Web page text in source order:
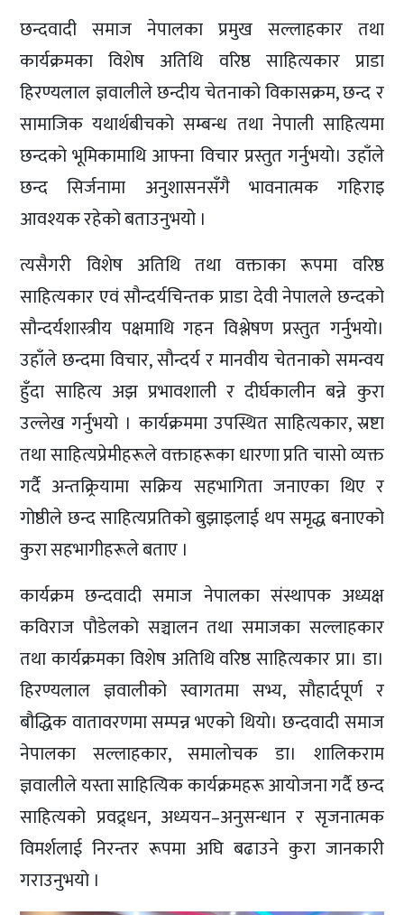
छन्दवादी समाज नेपालका प्रमुख सल्लाहकार तथा
कार्यक्रमका विशेष अतिथि वरिष्ठ साहित्यकार प्राडा
हिरण्यलाल ज्ञवालीले छन्दीय चेतनाको विकासक्रम, छन्द र
सामाजिक यथार्थबीचको सम्बन्ध तथा नेपाली साहित्यमा
छन्दको भूमिकामाथि आफ्ना विचार प्रस्तुत गर्नुभयो। उहाँले
छन्द सिर्जनामा अनुशासनसँगै भावनात्मक गहिराइ
आवश्यक रहेको बताउनुभयो ।
त्यसैगरी विशेष अतिथि तथा वक्ताका रूपमा वरिष्ठ
साहित्यकार एवं सौन्दर्यचिन्तक प्राडा देवी नेपालले छन्दको
सौन्दर्यशास्त्रीय पक्षमाथि गहन विश्लेषण प्रस्तुत गर्नुभयो।
उहाँले छन्दमा विचार, सौन्दर्य र मानवीय चेतनाको समन्वय
हुँदा साहित्य अझ प्रभावशाली र दीर्घकालीन बन्ने कुरा
उल्लेख गर्नुभयो । कार्यक्रममा उपस्थित साहित्यकार, स्रष्टा
तथा साहित्यप्रेमीहरूले वक्ताहरूका धारणा प्रति चासो व्यक्त
गर्दै अन्तक्र्रियामा सक्रिय सहभागिता जनाएका थिए र
गोष्ठीले छन्द साहित्यप्रतिको बुझाइलाई थप समृद्ध बनाएको
कुरा सहभागीहरूले बताए ।
कार्यक्रम छन्दवादी समाज नेपालका संस्थापक अध्यक्ष
कविराज पौडेलको सञ्चालन तथा समाजका सल्लाहकार
तथा कार्यक्रमका विशेष अतिथि वरिष्ठ साहित्यकार प्रा। डा।
हिरण्यलाल ज्ञवालीको स्वागतमा सभ्य, सौहार्दपूर्ण र
बौद्धिक वातावरणमा सम्पन्न भएको थियो। छन्दवादी समाज
नेपालका सल्लाहकार, समालोचक डा। शालिकराम
ज्ञवालीले यस्ता साहित्यिक कार्यक्रमहरू आयोजना गर्दै छन्द
साहित्यको प्रवद्र्धन, अध्ययन–अनुसन्धान र सृजनात्मक
विमर्शलाई निरन्तर रूपमा अघि बढाउने कुरा जानकारी
गराउनुभयो ।